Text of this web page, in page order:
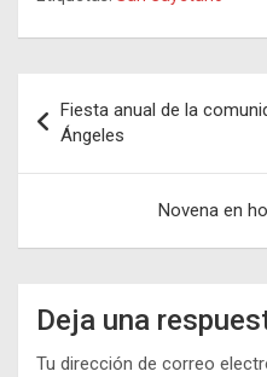
de
entradas
Fiesta anual de la
Ángeles
Novena en
Deja una
Tu dirección de correo